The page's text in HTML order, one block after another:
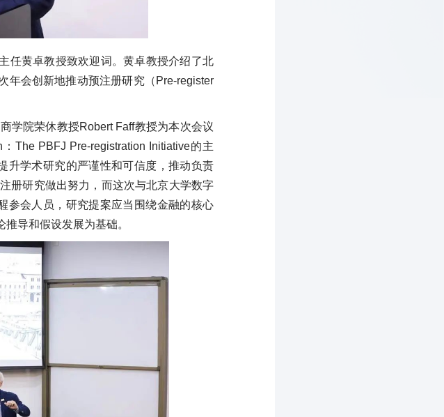
任黄卓教授致欢迎词。黄卓教授介绍了北
年会创新地推动预注册研究（Pre-register
学院荣休教授Robert Faff教授为本次会议
The PBFJ Pre-registration Initiative的主
升学术研究的严谨性和可信度，推动负责
册研究做出努力，而这次与北京大学数字
参会人员，研究提案应当围绕金融的核心
导和假设发展为基础。